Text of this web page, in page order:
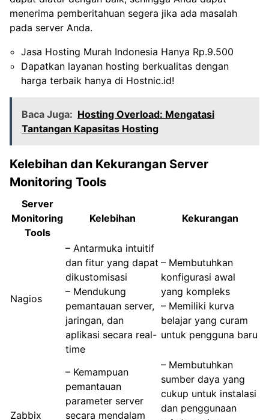
menerima pemberitahuan segera jika ada masalah
pada server Anda.
Jasa Hosting Murah Indonesia Hanya Rp.9.500
Dapatkan layanan hosting berkualitas dengan
harga terbaik hanya di Hostnic.id!
Baca Juga: Hosting Overload: Mengatasi
Tantangan Kapasitas Hosting
Kelebihan dan Kekurangan Server
Monitoring Tools
Server
Monitoring
Tools
Kelebihan Kekurangan
Nagios
– Antarmuka intuitif
dan fitur yang dapat
dikustomisasi
– Mendukung
pemantauan server,
jaringan, dan
aplikasi secara real-
time
– Membutuhkan
konfigurasi awal
yang kompleks
– Memiliki kurva
belajar yang curam
untuk pengguna baru
Zabbix
– Kemampuan
pemantauan
parameter server
secara mendalam
– Membutuhkan
sumber daya yang
cukup untuk instalasi
dan penggunaan